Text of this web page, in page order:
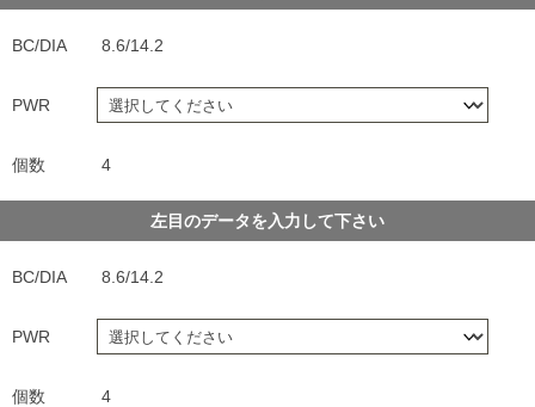
BC/DIA 8.6/14.2
PWR
個数 4
左目のデータを入力して下さい
BC/DIA 8.6/14.2
PWR
個数 4